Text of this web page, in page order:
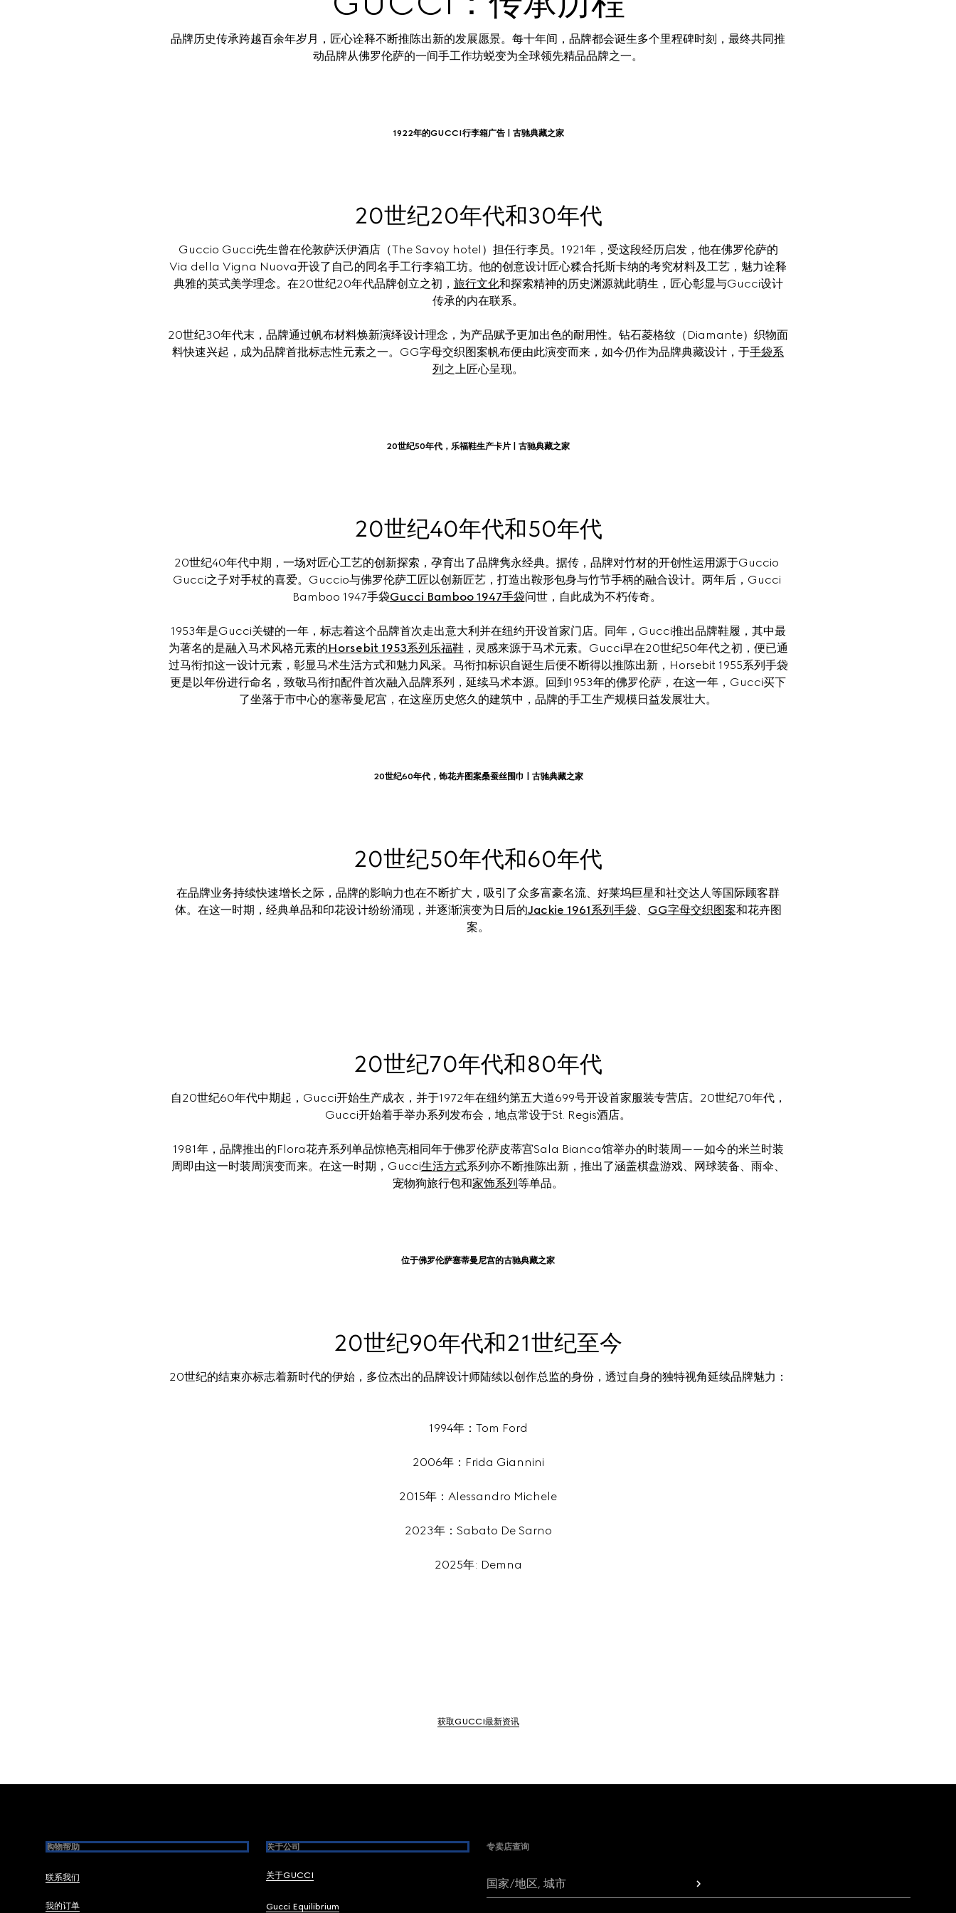
品牌历史传承跨越百余年岁月，匠心诠释不断推陈出新的发展愿景。每十年间，品牌都会诞生多个里程碑时刻，最终共同推
动品牌从佛罗伦萨的一间手工作坊蜕变为全球领先精品品牌之一。
1922年的GUCCI行李箱广告 | 古驰典藏之家
20世纪20年代和30年代
Guccio Gucci先生曾在伦敦萨沃伊酒店（The Savoy hotel）担任行李员。1921年，受这段经历启发，他在佛罗伦萨的
Via della Vigna Nuova开设了自己的同名手工行李箱工坊。他的创意设计匠心糅合托斯卡纳的考究材料及工艺，魅力诠释
典雅的英式美学理念。在20世纪20年代品牌创立之初， 旅行文化和探索精神的历史渊源就此萌生，匠心彰显与Gucci设计
传承的内在联系。
20世纪30年代末，品牌通过帆布材料焕新演绎设计理念，为产品赋予更加出色的耐用性。钻石菱格纹（Diamante）织物面
料快速兴起，成为品牌首批标志性元素之一。GG字母交织图案帆布便由此演变而来，如今仍作为品牌典藏设计，于手袋系
列之上匠心呈现。
20世纪50年代，乐福鞋生产卡片 | 古驰典藏之家
20世纪40年代和50年代
20世纪40年代中期，一场对匠心工艺的创新探索，孕育出了品牌隽永经典。据传，品牌对竹材的开创性运用源于Guccio
Gucci之子对手杖的喜爱。Guccio与佛罗伦萨工匠以创新匠艺，打造出鞍形包身与竹节手柄的融合设计。两年后，Gucci
Bamboo 1947手袋Gucci Bamboo 1947手袋问世，自此成为不朽传奇。
1953年是Gucci关键的一年，标志着这个品牌首次走出意大利并在纽约开设首家门店。同年，Gucci推出品牌鞋履，其中最
为著名的是融入马术风格元素的Horsebit 1953系列乐福鞋，灵感来源于马术元素。Gucci早在20世纪50年代之初，便已通
过马衔扣这一设计元素，彰显马术生活方式和魅力风采。马衔扣标识自诞生后便不断得以推陈出新，Horsebit 1955系列手袋
更是以年份进行命名，致敬马衔扣配件首次融入品牌系列，延续马术本源。回到1953年的佛罗伦萨，在这一年，Gucci买下
了坐落于市中心的塞蒂曼尼宫，在这座历史悠久的建筑中，品牌的手工生产规模日益发展壮大。
20世纪60年代，饰花卉图案桑蚕丝围巾 | 古驰典藏之家
20世纪50年代和60年代
在品牌业务持续快速增长之际，品牌的影响力也在不断扩大，吸引了众多富豪名流、好莱坞巨星和社交达人等国际顾客群
体。在这一时期，经典单品和印花设计纷纷涌现，并逐渐演变为日后的Jackie 1961系列手袋、 GG字母交织图案和花卉图
案。
20世纪70年代和80年代
自20世纪60年代中期起，Gucci开始生产成衣，并于1972年在纽约第五大道699号开设首家服装专营店。20世纪70年代，
Gucci开始着手举办系列发布会，地点常设于St. Regis酒店。
1981年，品牌推出的Flora花卉系列单品惊艳亮相同年于佛罗伦萨皮蒂宫Sala Bianca馆举办的时装周——如今的米兰时装
周即由这一时装周演变而来。在这一时期，Gucci生活方式系列亦不断推陈出新，推出了涵盖棋盘游戏、网球装备、雨伞、
宠物狗旅行包和家饰系列等单品。
位于佛罗伦萨塞蒂曼尼宫的古驰典藏之家
20世纪90年代和21世纪至今
1994年：Tom Ford
2006年：Frida Giannini
2015年：Alessandro Michele
2023年：Sabato De Sarno
2025年: Demna
获取GUCCI最新资讯
购物帮助
联系我们
我的订单
关于公司
关于GUCCI
Gucci Equilibrium
专卖店查询
国家/地区, 城市